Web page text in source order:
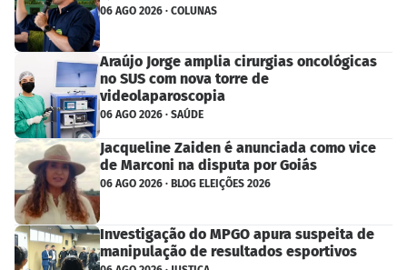
06 AGO 2026 · COLUNAS
Araújo Jorge amplia cirurgias oncológicas
no SUS com nova torre de
videolaparoscopia
06 AGO 2026 · SAÚDE
Jacqueline Zaiden é anunciada como vice
de Marconi na disputa por Goiás
06 AGO 2026 · BLOG ELEIÇÕES 2026
Investigação do MPGO apura suspeita de
manipulação de resultados esportivos